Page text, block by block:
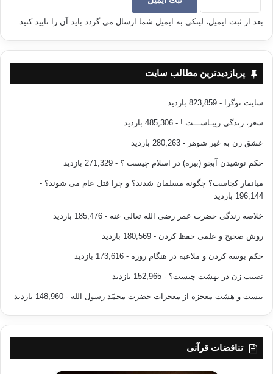
کپی آدرس
بعد از ثبت ایمیل، لینکی به ایمیل شما ارسال می گردد باید آن را تایید کنید.
پربازدیدترین مطالب سایت
سایت نوگرا - 823,859 بازدید
شعر، زندگی زیبـاســـت ! - 485,306 بازدید
عشق زن به غیر شوهر - 280,263 بازدید
حکم نوشیدن آبجو (بیره) در اسلام چیست ؟ - 271,329 بازدید
میانمار کجاست؟ چگونه مسلمان شدند؟ و چرا قتل عام می شوند؟ -
196,144 بازدید
خلاصه زندگی حضرت عمر رضی الله تعالی عنه - 185,476 بازدید
روش صحیح و علمی حفظ کردن - 180,569 بازدید
حکم بوسه کردن و ملاعبه در هنگام روزه - 173,616 بازدید
نصیب زن در بهشت چیست؟ - 152,965 بازدید
بیست و هشت معجزه از معجزات حضرت محمّد رسول الله - 148,960 بازدید
تناقضات قرآنی